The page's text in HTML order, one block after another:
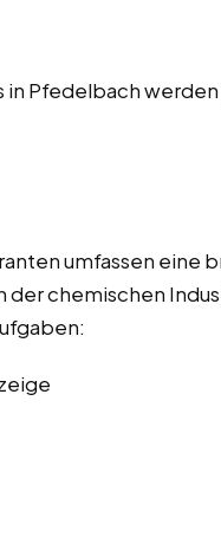
Pfedelbach
umfassen eine
chemischen